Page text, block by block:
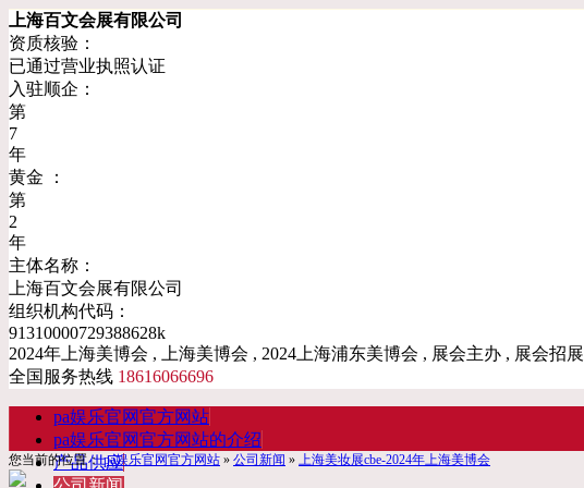
上海百文会展有限公司
资质核验：
已通过营业执照认证
入驻顺企：
第
7
年
黄金 ：
第
2
年
主体名称：
上海百文会展有限公司
组织机构代码：
91310000729388628k
2024年上海美博会 , 上海美博会 , 2024上海浦东美博会 , 展会主办 , 展会招展
全国服务热线 18616066696
pa娱乐官网官方网站
pa娱乐官网官方网站的介绍
产品供应
您当前的位置：pa娱乐官网官方网站 » 公司新闻 » ​上海美妆展cbe-2024年上海美博会